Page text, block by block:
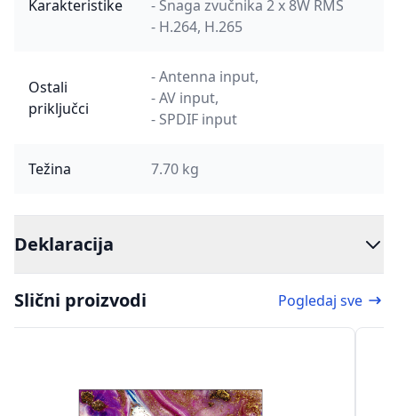
Karakteristike
- Snaga zvučnika 2 x 8W RMS
- H.264, H.265
Ostali
priključci
- Antenna input,
- AV input,
- SPDIF input
Težina 7.70 kg
Deklaracija
Slični proizvodi Pogledaj sve